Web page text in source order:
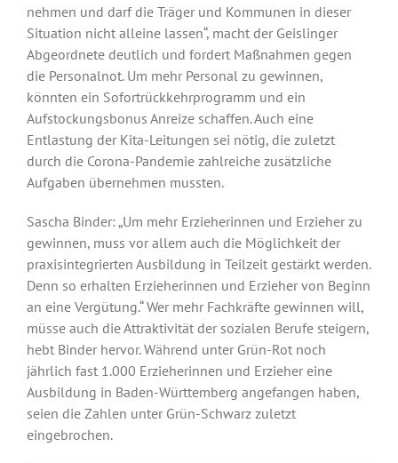
nehmen und darf die Träger und Kommunen in dieser
Situation nicht alleine lassen“, macht der Geislinger
Abgeordnete deutlich und fordert Maßnahmen gegen
die Personalnot. Um mehr Personal zu gewinnen,
könnten ein Sofortrückkehrprogramm und ein
Aufstockungsbonus Anreize schaffen. Auch eine
Entlastung der Kita-Leitungen sei nötig, die zuletzt
durch die Corona-Pandemie zahlreiche zusätzliche
Aufgaben übernehmen mussten.
Sascha Binder: „Um mehr Erzieherinnen und Erzieher zu
gewinnen, muss vor allem auch die Möglichkeit der
praxisintegrierten Ausbildung in Teilzeit gestärkt werden.
Denn so erhalten Erzieherinnen und Erzieher von Beginn
an eine Vergütung.“ Wer mehr Fachkräfte gewinnen will,
müsse auch die Attraktivität der sozialen Berufe steigern,
hebt Binder hervor. Während unter Grün-Rot noch
jährlich fast 1.000 Erzieherinnen und Erzieher eine
Ausbildung in Baden-Württemberg angefangen haben,
seien die Zahlen unter Grün-Schwarz zuletzt
eingebrochen.